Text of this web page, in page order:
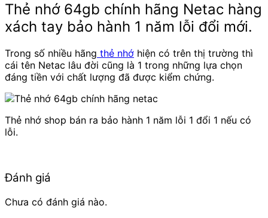
Thẻ nhớ 64gb chính hãng Netac hàng
xách tay bảo hành 1 năm lỗi đổi mới.
Trong số nhiều hãng thẻ nhớ hiện có trên thị trường thì
cái tên Netac lâu đời cũng là 1 trong những lựa chọn
đáng tiền với chất lượng đã được kiểm chứng.
Thẻ nhớ shop bán ra bảo hành 1 năm lỗi 1 đổi 1 nếu có
lỗi.
Đánh giá
Chưa có đánh giá nào.